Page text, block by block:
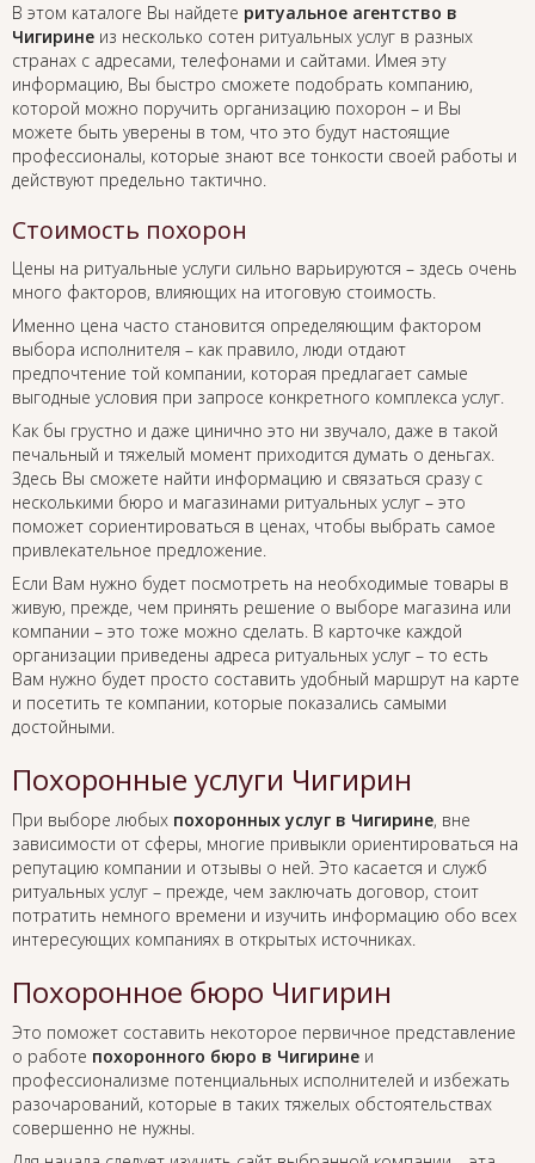
В этом каталоге Вы найдете ритуальное агентство в
Чигирине из несколько сотен ритуальных услуг в разных
странах с адресами, телефонами и сайтами. Имея эту
информацию, Вы быстро сможете подобрать компанию,
которой можно поручить организацию похорон – и Вы
можете быть уверены в том, что это будут настоящие
профессионалы, которые знают все тонкости своей работы и
действуют предельно тактично.
Стоимость похорон
Цены на ритуальные услуги сильно варьируются – здесь очень
много факторов, влияющих на итоговую стоимость.
Именно цена часто становится определяющим фактором
выбора исполнителя – как правило, люди отдают
предпочтение той компании, которая предлагает самые
выгодные условия при запросе конкретного комплекса услуг.
Как бы грустно и даже цинично это ни звучало, даже в такой
печальный и тяжелый момент приходится думать о деньгах.
Здесь Вы сможете найти информацию и связаться сразу с
несколькими бюро и магазинами ритуальных услуг – это
поможет сориентироваться в ценах, чтобы выбрать самое
привлекательное предложение.
Если Вам нужно будет посмотреть на необходимые товары в
живую, прежде, чем принять решение о выборе магазина или
компании – это тоже можно сделать. В карточке каждой
организации приведены адреса ритуальных услуг – то есть
Вам нужно будет просто составить удобный маршрут на карте
и посетить те компании, которые показались самыми
достойными.
Похоронные услуги Чигирин
При выборе любых похоронных услуг в Чигирине, вне
зависимости от сферы, многие привыкли ориентироваться на
репутацию компании и отзывы о ней. Это касается и служб
ритуальных услуг – прежде, чем заключать договор, стоит
потратить немного времени и изучить информацию обо всех
интересующих компаниях в открытых источниках.
Похоронное бюро Чигирин
Это поможет составить некоторое первичное представление
о работе похоронного бюро в Чигирине и
профессионализме потенциальных исполнителей и избежать
разочарований, которые в таких тяжелых обстоятельствах
совершенно не нужны.